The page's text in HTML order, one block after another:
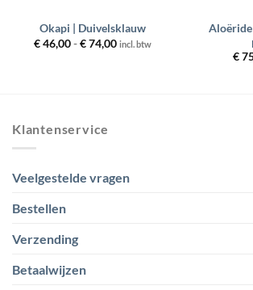
Okapi | Duivelsklauw
€46,00 - €74,00Prijsklasse:
incl. btw
€
Klantenservice
Veelgestelde vragen
Bestellen
Verzending
Betaalwijzen